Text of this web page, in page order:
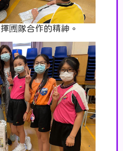
圑隊合作的精神。